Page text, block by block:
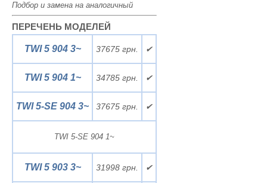
Подбор и замена на аналогичный
ПЕРЕЧЕНЬ МОДЕЛЕЙ
TWI 5 904 3~ 37675 грн. ✔
TWI 5 904 1~ 34785 грн. ✔
TWI 5-SE 904 3~ 37675 грн. ✔
TWI 5-SE 904 1~
TWI 5 903 3~ 31998 грн. ✔